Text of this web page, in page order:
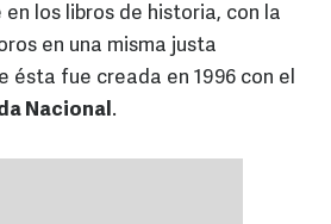
en los libros de historia, con la
en una misma justa
ésta fue creada en 1996 con el
Nacional.